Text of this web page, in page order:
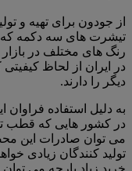
از جودون برای تهیه و
تیشرت های سه دکمه که
رنگ های مختلف در
در ایران از لحاظ
دیگر را دارند.
به دلیل استفاده فراوان
در کشور هایی که قطب
می توان صادرات این
تولید کنندگان زیادی